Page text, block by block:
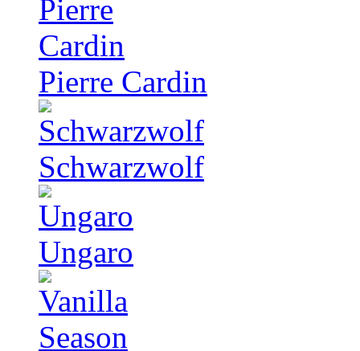
Pierre Cardin
Schwarzwolf
Ungaro